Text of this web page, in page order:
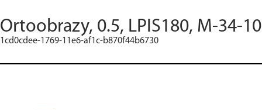
Ortoobrazy, 0.5, LPIS180, M-34-
1cd0cdee-1769-11e6-af1c-b870f44b6730